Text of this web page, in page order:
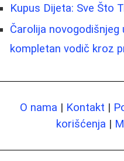
Kupus Dijeta: Sve Što
Čarolija novogodišnjeg
kompletan vodič kroz
O nama | Kontakt |
korišćenja |